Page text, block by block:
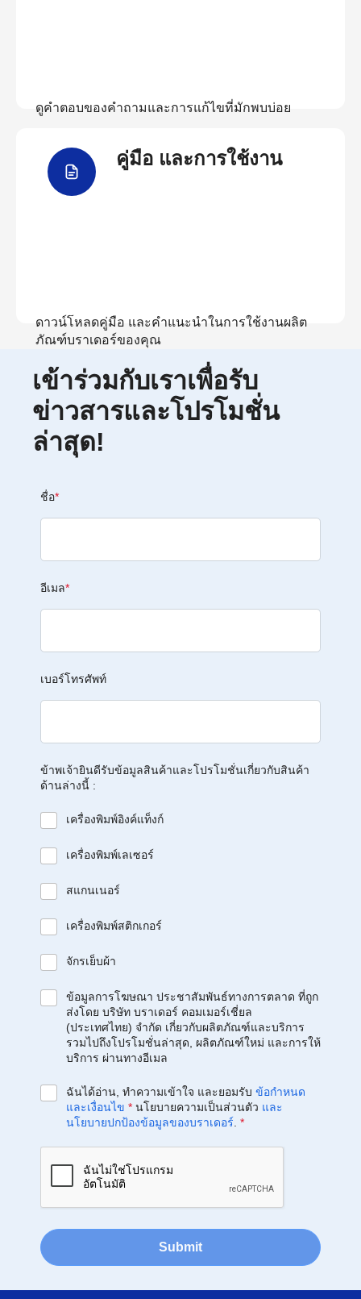
ดูคำตอบของคำถามและการแก้ไขที่มักพบบ่อย
ดูคำถามที่พบบ่อย
คู่มือ และการใช้งาน
ดาวน์โหลดคู่มือ และคำแนะนำในการใช้งานผลิต
ภัณฑ์บราเดอร์ของคุณ
ดูคู่มือ
เข้าร่วมกับเราเพื่อรับ
ข่าวสารและโปรโมชั่น
ล่าสุด!
ชื่อ*
อีเมล*
เบอร์โทรศัพท์
ข้าพเจ้ายินดีรับข้อมูลสินค้าและโปรโมชั่นเกี่ยวกับสินค้า
ด้านล่างนี้ :
เครื่องพิมพ์อิงค์แท็งก์
เครื่องพิมพ์เลเซอร์
สแกนเนอร์
เครื่องพิมพ์สติกเกอร์
จักรเย็บผ้า
ข้อมูลการโฆษณา ประชาสัมพันธ์ทางการตลาด ที่ถูก
ส่งโดย บริษัท บราเดอร์ คอมเมอร์เชี่ยล
(ประเทศไทย) จำกัด เกี่ยวกับผลิตภัณฑ์และบริการ
รวมไปถึงโปรโมชั่นล่าสุด, ผลิตภัณฑ์ใหม่ และการให้
บริการ ผ่านทางอีเมล
ฉันได้อ่าน, ทำความเข้าใจ และยอมรับ ข้อกำหนด
และเงื่อนไข * นโยบายความเป็นส่วนตัว และ
นโยบายปกป้องข้อมูลของบราเดอร์ *
Submit